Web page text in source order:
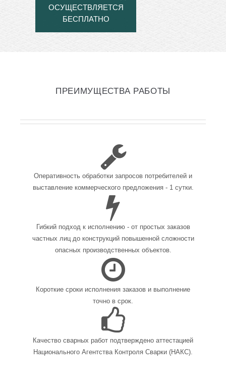
ОСУЩЕСТВЛЯЕТСЯ
БЕСПЛАТНО
ПРЕИМУЩЕСТВА РАБОТЫ
Оперативность обработки запросов потребителей и
выставление коммерческого предложения - 1 сутки.
Гибкий подход к исполнению - от простых заказов
частных лиц до конструкций повышенной сложности
опасных производственных объектов.
Короткие сроки исполнения заказов и выполнение
точно в срок.
Качество сварных работ подтверждено аттестацией
Национального Агентства Контроля Сварки (НАКС).